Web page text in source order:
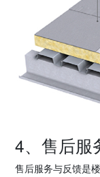
4、售后服
售后服务与反馈是